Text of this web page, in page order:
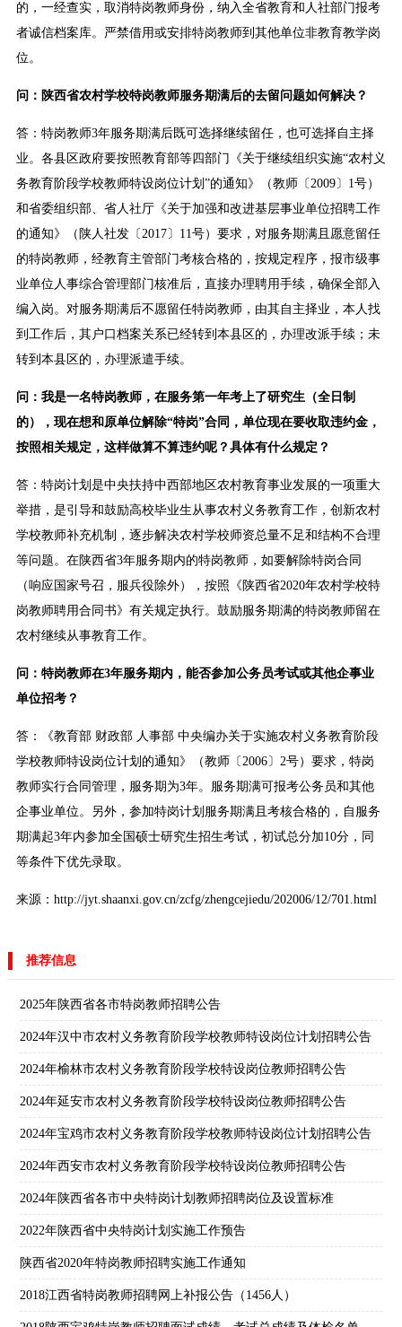
的，一经查实，取消特岗教师身份，纳入全省教育和人社部门报考
者诚信档案库。严禁借用或安排特岗教师到其他单位非教育教学岗
位。
问：陕西省农村学校特岗教师服务期满后的去留问题如何解决？
答：特岗教师3年服务期满后既可选择继续留任，也可选择自主择
业。各县区政府要按照教育部等四部门《关于继续组织实施“农村义
务教育阶段学校教师特设岗位计划”的通知》（教师〔2009〕1号）
和省委组织部、省人社厅《关于加强和改进基层事业单位招聘工作
的通知》（陕人社发〔2017〕11号）要求，对服务期满且愿意留任
的特岗教师，经教育主管部门考核合格的，按规定程序，报市级事
业单位人事综合管理部门核准后，直接办理聘用手续，确保全部入
编入岗。对服务期满后不愿留任特岗教师，由其自主择业，本人找
到工作后，其户口档案关系已经转到本县区的，办理改派手续；未
转到本县区的，办理派遣手续。
问：我是一名特岗教师，在服务第一年考上了研究生（全日制
的），现在想和原单位解除“特岗”合同，单位现在要收取违约金，
按照相关规定，这样做算不算违约呢？具体有什么规定？
答：特岗计划是中央扶持中西部地区农村教育事业发展的一项重大
举措，是引导和鼓励高校毕业生从事农村义务教育工作，创新农村
学校教师补充机制，逐步解决农村学校师资总量不足和结构不合理
等问题。在陕西省3年服务期内的特岗教师，如要解除特岗合同
（响应国家号召，服兵役除外），按照《陕西省2020年农村学校特
岗教师聘用合同书》有关规定执行。鼓励服务期满的特岗教师留在
农村继续从事教育工作。
问：特岗教师在3年服务期内，能否参加公务员考试或其他企事业
单位招考？
答：《教育部 财政部 人事部 中央编办关于实施农村义务教育阶段
学校教师特设岗位计划的通知》（教师〔2006〕2号）要求，特岗
教师实行合同管理，服务期为3年。服务期满可报考公务员和其他
企事业单位。另外，参加特岗计划服务期满且考核合格的，自服务
期满起3年内参加全国硕士研究生招生考试，初试总分加10分，同
等条件下优先录取。
来源：http://jyt.shaanxi.gov.cn/zcfg/zhengcejiedu/202006/12/701.html
推荐信息
2025年陕西省各市特岗教师招聘公告
2024年汉中市农村义务教育阶段学校教师特设岗位计划招聘公告
2024年榆林市农村义务教育阶段学校特设岗位教师招聘公告
2024年延安市农村义务教育阶段学校特设岗位教师招聘公告
2024年宝鸡市农村义务教育阶段学校教师特设岗位计划招聘公告
2024年西安市农村义务教育阶段学校特设岗位教师招聘公告
2024年陕西省各市中央特岗计划教师招聘岗位及设置标准
2022年陕西省中央特岗计划实施工作预告
陕西省2020年特岗教师招聘实施工作通知
2018江西省特岗教师招聘网上补报公告（1456人）